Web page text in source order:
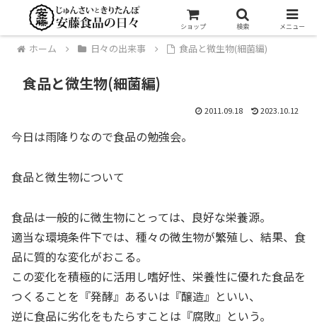
ホーム 日々の出来事 食品と微生物(細菌編)
食品と微生物(細菌編)
2011.09.18 2023.10.12
今日は雨降りなので食品の勉強会。
食品と微生物について
食品は一般的に微生物にとっては、良好な栄養源。
適当な環境条件下では、種々の微生物が繁殖し、結果、食
品に質的な変化がおこる。
この変化を積極的に活用し嗜好性、栄養性に優れた食品を
つくることを 『発酵』 あるいは 『醸造』 といい、
逆に食品に劣化をもたらすことは 『腐敗』 という。
ショップ 検索 メニュー